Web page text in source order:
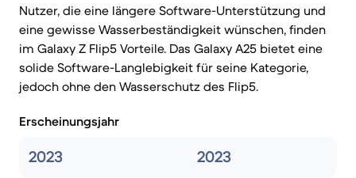
Nutzer, die eine längere Software-Unterstützung und
eine gewisse Wasserbeständigkeit wünschen, finden
im Galaxy Z Flip5 Vorteile. Das Galaxy A25 bietet eine
solide Software-Langlebigkeit für seine Kategorie,
jedoch ohne den Wasserschutz des Flip5.
Erscheinungsjahr
2023 2023